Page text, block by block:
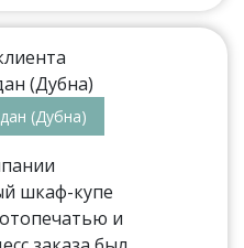
(Дубна)
шкаф-купе
и